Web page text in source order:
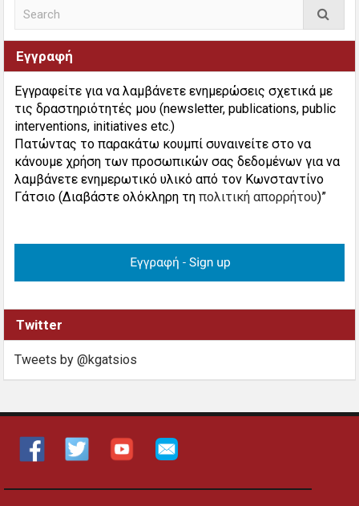
Εγγραφή
Εγγραφείτε για να λαμβάνετε ενημερώσεις σχετικά με
τις δραστηριότητές μου (newsletter, publications, public
interventions, initiatives etc.)
Πατώντας το παρακάτω κουμπί συναινείτε στο να
κάνουμε χρήση των προσωπικών σας δεδομένων για να
λαμβάνετε ενημερωτικό υλικό από τον Κωνσταντίνο
Γάτσιο (Διαβάστε ολόκληρη τηπολιτική απορρήτου)”
Twitter
Tweets by @kgatsios